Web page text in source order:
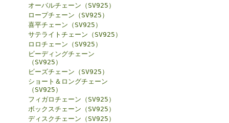
オーバルチェーン（SV925）
ロープチェーン（SV925）
喜平チェーン（SV925）
サテライトチェーン（SV925）
ロロチェーン（SV925）
ビーディングチェーン
（SV925）
ビーズチェーン（SV925）
ショート＆ロングチェーン
（SV925）
フィガロチェーン（SV925）
ボックスチェーン（SV925）
ディスクチェーン（SV925）